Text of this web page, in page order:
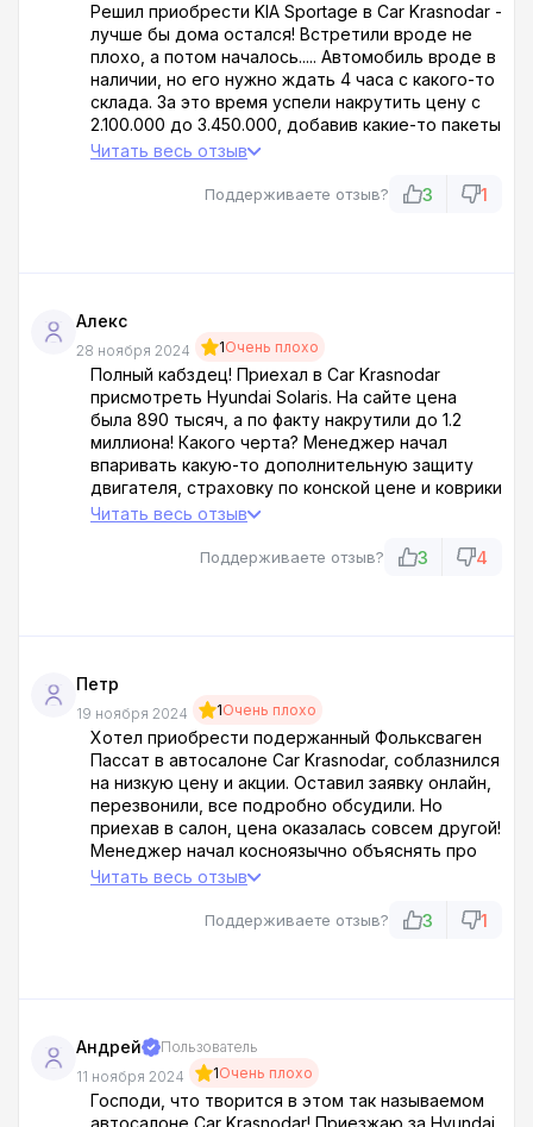
Решил приобрести KIA Sportage в Car Krasnodar -
лучше бы дома остался! Встретили вроде не
плохо, а потом началось..... Автомобиль вроде в
наличии, но его нужно ждать 4 часа с какого-то
склада. За это время успели накрутить цену с
2.100.000 до 3.450.000, добавив какие-то пакеты
опций без моего согласия и еще какую-то
комплектации с царапиной на капоте! Когда
Читать весь отзыв
Поддерживаете отзыв? 3 1
Алекс
28 ноября 2024 1Очень плохо
Полный кабздец! Приехал в Car Krasnodar
присмотреть Hyundai Solaris. На сайте цена
была 890 тысяч, а по факту накрутили до 1.2
миллиона! Какого черта? Менеджер начал
впаривать какую-то дополнительную защиту
двигателя, страховку по конской цене и коврики
за 30 тысяч! Когда я отказался, стал хамить и
Три часа провел в нервном угаре, а потом
Читать весь отзыв
Поддерживаете отзыв? 3 4
Петр
19 ноября 2024 1Очень плохо
Хотел приобрести подержанный Фольксваген
Пассат в автосалоне Car Krasnodar, соблазнился
на низкую цену и акции. Оставил заявку онлайн,
перезвонили, все подробно обсудили. Но
приехав в салон, цена оказалась совсем другой!
Менеджер начал косноязычно объяснять про
допы, обязательное КАСКО и тп. Оказалось,
скрытых платежей! Разводилы чертовы, лучше
Читать весь отзыв
Поддерживаете отзыв? 3 1
Андрей
Пользователь
11 ноября 2024
1Очень плохо
Господи, что творится в этом так называемом
автосалоне Car Krasnodar! Приезжаю за Hyundai